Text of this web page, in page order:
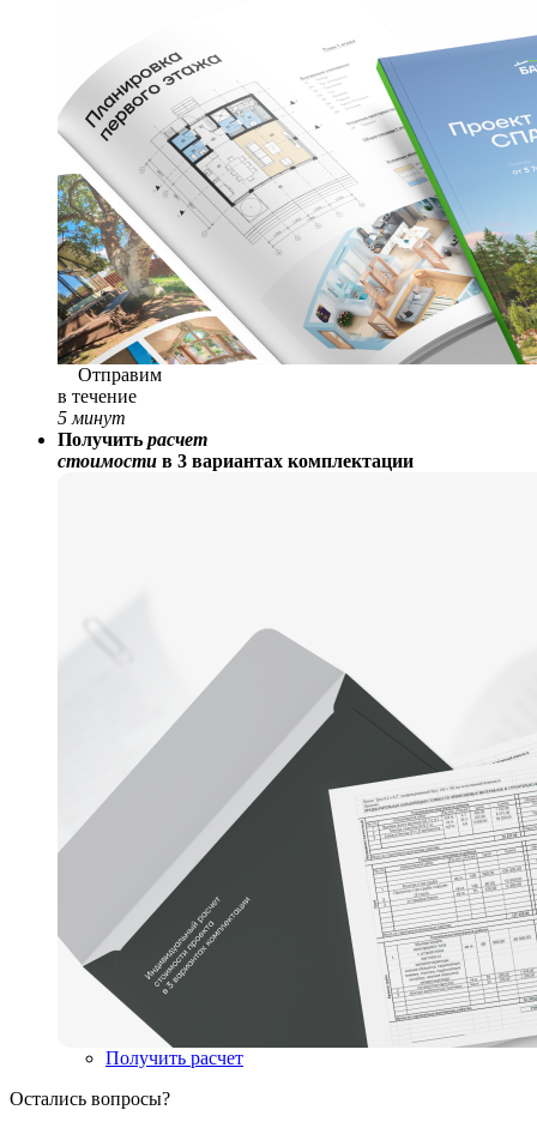
Отправим
в течение
5 минут
Получить расчет
стоимости в 3 вариантах комплектации
Получить расчет
Остались вопросы?